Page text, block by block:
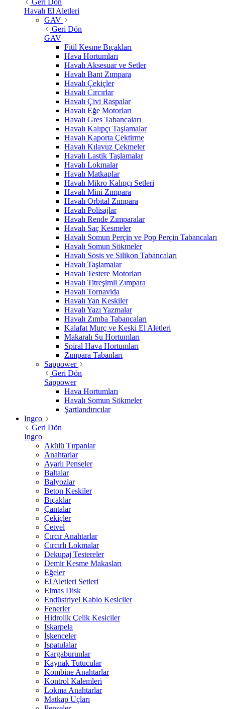
Geri Dön
Havalı El Aletleri
GAV
Geri Dön
GAV
Fitil Kesme Bıçakları
Hava Hortumları
Havalı Aksesuar ve Setler
Havalı Bant Zımpara
Havalı Çekiçler
Havalı Cırcırlar
Havalı Çivi Raspalar
Havalı Eğe Motorları
Havalı Gres Tabancaları
Havalı Kalıpçı Taşlamalar
Havalı Kaporta Çektirme
Havalı Kılavuz Çekmeler
Havalı Lastik Taşlamalar
Havalı Lokmalar
Havalı Matkaplar
Havalı Mikro Kalıpçı Setleri
Havalı Mini Zımpara
Havalı Orbital Zımpara
Havalı Polisajlar
Havalı Rende Zımparalar
Havalı Saç Kesmeler
Havalı Somun Perçin ve Pop Perçin Tabancaları
Havalı Somun Sökmeler
Havalı Sosis ve Silikon Tabancaları
Havalı Taşlamalar
Havalı Testere Motorları
Havalı Titreşimli Zımpara
Havalı Tornavida
Havalı Yan Keskiler
Havalı Yazı Yazmalar
Havalı Zımba Tabancaları
Kalafat Murç ve Keski El Aletleri
Makaralı Su Hortumları
Spiral Hava Hortumları
Zımpara Tabanları
Sappower
Geri Dön
Sappower
Hava Hortumları
Havalı Somun Sökmeler
Şartlandırıcılar
Ingco
Geri Dön
Ingco
Akülü Tırpanlar
Anahtarlar
Ayarlı Penseler
Baltalar
Balyozlar
Beton Keskiler
Bıçaklar
Çantalar
Çekiçler
Cetvel
Cırcır Anahtarlar
Cırcırlı Lokmalar
Dekupaj Testereler
Demir Kesme Makasları
Eğeler
El Aletleri Setleri
Elmas Disk
Endüstriyel Kablo Kesiciler
Fenerler
Hidrolik Çelik Kesiciler
Iskarpela
İşkenceler
Ispatulalar
Kargaburunlar
Kaynak Tutucular
Kombine Anahtarlar
Kontrol Kalemleri
Lokma Anahtarlar
Matkap Uçları